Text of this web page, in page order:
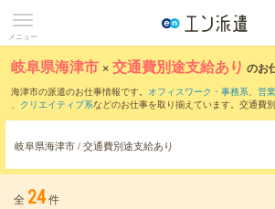
メニュー
岐阜県海津市 ×交通費別途支給あり のお
海津市の派遣のお仕事情報です。 オフィスワーク・事務系、 営
、 クリエイティブ系などのお仕事を取り揃えています。交通費
岐阜県海津市 / 交通費別途支給あり
全 24件